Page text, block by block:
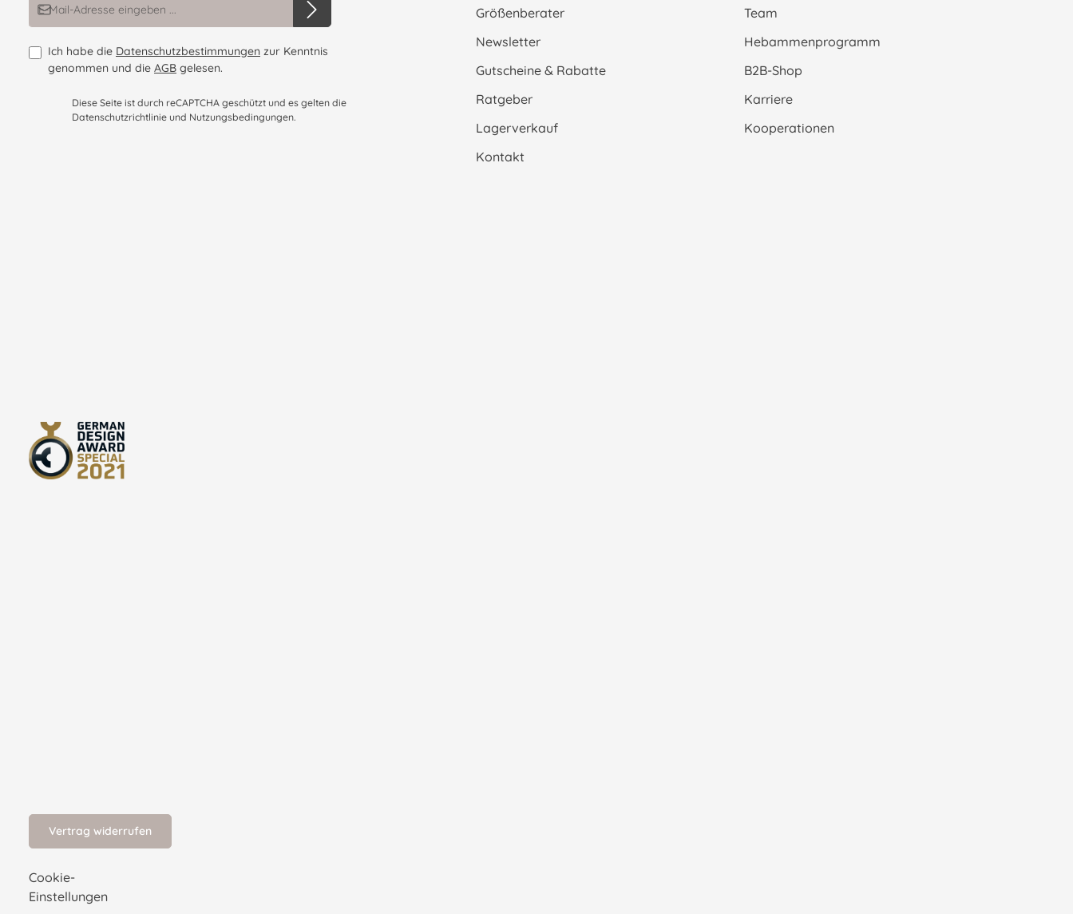
Ich habe die Datenschutzbestimmungen zur Kenntnis
genommen und die AGB gelesen.
Diese Seite ist durch reCAPTCHA geschützt und es gelten die
Datenschutzrichtlinie und Nutzungsbedingungen.
Größenberater
Newsletter
Gutscheine & Rabatte
Ratgeber
Lagerverkauf
Kontakt
Team
Hebammenprogramm
B2B-Shop
Karriere
Kooperationen
Vertrag widerrufen
Cookie-
Einstellungen